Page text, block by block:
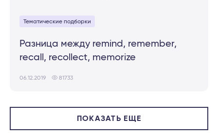
Тематические подборки
Разница между remind, remember,
recall, recollect, memorize
06.12.2019 81733
ПОКАЗАТЬ ЕЩЕ